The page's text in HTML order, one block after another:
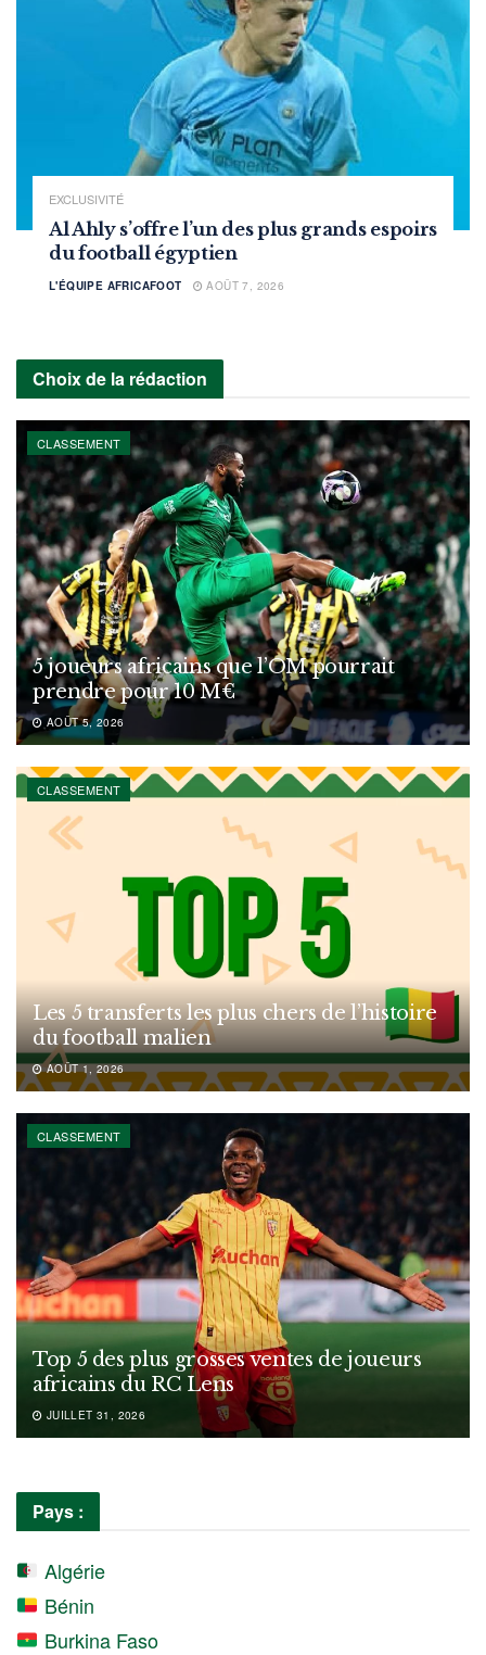
EXCLUSIVITÉ
Al Ahly s’offre l’un des plus grands espoirs
du football égyptien
L'ÉQUIPE AFRICAFOOT AOÛT 7, 2026
Choix de la rédaction
CLASSEMENT
5 joueurs africains que l’OM pourrait
prendre pour 10 M€
AOÛT 5, 2026
CLASSEMENT
Les 5 transferts les plus chers de l’histoire
du football malien
AOÛT 1, 2026
CLASSEMENT
Top 5 des plus grosses ventes de joueurs
africains du RC Lens
JUILLET 31, 2026
Pays :
Algérie
Bénin
Burkina Faso